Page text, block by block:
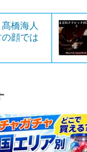
橋海人
顔では